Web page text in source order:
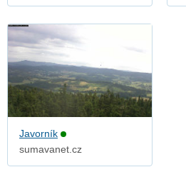
Javorník
sumavanet.cz